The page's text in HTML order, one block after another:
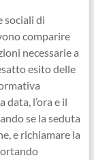
sociali di
comparire
necessarie a
esito delle
l’ora e il
se la seduta
e richiamare la